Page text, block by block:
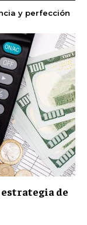
y perfección
de